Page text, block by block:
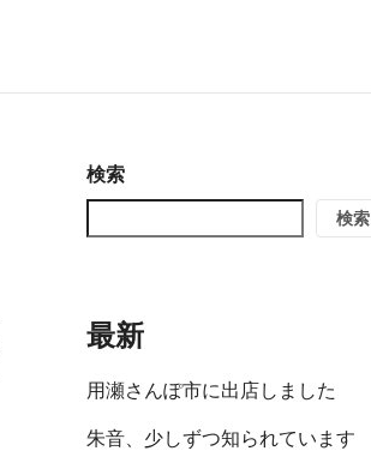
検索
検索
最新
用瀬さんぽ市に出店しました
朱音、少しずつ知られています